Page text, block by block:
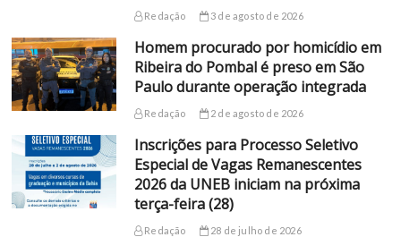
Redação 3 de agosto de 2026
Homem procurado por homicídio em
Ribeira do Pombal é preso em São
Paulo durante operação integrada
Redação 2 de agosto de 2026
Inscrições para Processo Seletivo
Especial de Vagas Remanescentes
2026 da UNEB iniciam na próxima
terça-feira (28)
Redação 28 de julho de 2026